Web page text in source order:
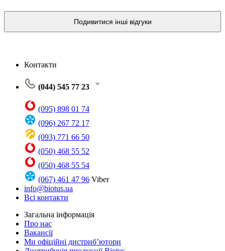
Подивитися інші відгуки
Контакти
(044) 545 77 23
(095) 898 01 74
(096) 267 72 17
(093) 771 66 50
(050) 468 55 52
(050) 468 55 54
(067) 461 47 96 Viber
info@biotus.ua
Всі контакти
Загальна інформація
Про нас
Вакансії
Ми офіційні дистриб’ютори